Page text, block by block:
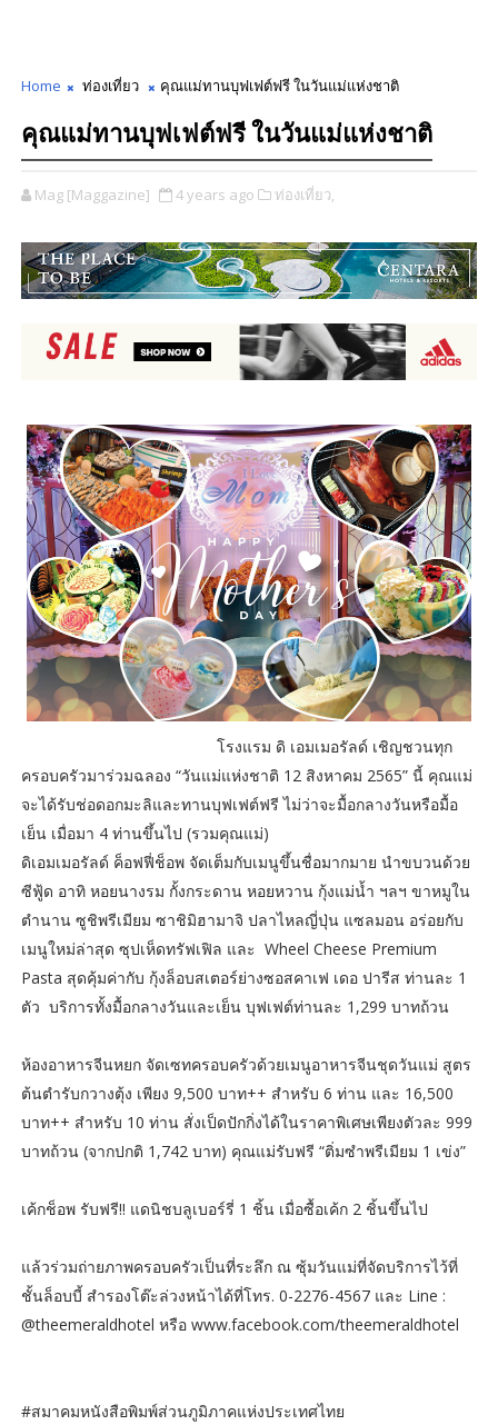
Home ท่องเที่ยว คุณแม่ทานบุฟเฟต์ฟรี ในวันแม่แห่งชาติ
คุณแม่ทานบุฟเฟต์ฟรี ในวันแม่แห่งชาติ
Mag [Maggazine] 4 years ago ท่องเที่ยว,
โรงแรม ดิ เอมเมอรัลด์ เชิญชวนทุก
ครอบครัวมาร่วมฉลอง “วันแม่แห่งชาติ 12 สิงหาคม 2565” นี้ คุณแม่
จะได้รับช่อดอกมะลิและทานบุฟเฟต์ฟรี ไม่ว่าจะมื้อกลางวันหรือมื้อ
เย็น เมื่อมา 4 ท่านขึ้นไป (รวมคุณแม่)
ดิเอมเมอรัลด์ ค็อฟฟี่ช็อพ จัดเต็มกับเมนูขึ้นชื่อมากมาย นำขบวนด้วย
ซีฟู้ด อาทิ หอยนางรม กั้งกระดาน หอยหวาน กุ้งแม่น้ำ ฯลฯ ขาหมูใน
ตำนาน ซูชิพรีเมียม ซาชิมิฮามาจิ ปลาไหลญี่ปุ่น แซลมอน อร่อยกับ
เมนูใหม่ล่าสุด ซุปเห็ดทรัฟเฟิล และ Wheel Cheese Premium
Pasta สุดคุ้มค่ากับ กุ้งล็อบสเตอร์ย่างซอสคาเฟ เดอ ปารีส ท่านละ 1
ตัว บริการทั้งมื้อกลางวันและเย็น บุฟเฟต์ท่านละ 1,299 บาทถ้วน
ห้องอาหารจีนหยก จัดเซทครอบครัวด้วยเมนูอาหารจีนชุดวันแม่ สูตร
ต้นตำรับกวางตุ้ง เพียง 9,500 บาท++ สำหรับ 6 ท่าน และ 16,500
บาท++ สำหรับ 10 ท่าน สั่งเป็ดปักกิ่งได้ในราคาพิเศษเพียงตัวละ 999
บาทถ้วน (จากปกติ 1,742 บาท) คุณแม่รับฟรี “ติ่มซำพรีเมียม 1 เข่ง”
เค้กช็อพ รับฟรี!! แดนิชบลูเบอร์รี่ 1 ชิ้น เมื่อซื้อเค้ก 2 ชิ้นขึ้นไป
แล้วร่วมถ่ายภาพครอบครัวเป็นที่ระลึก ณ ซุ้มวันแม่ที่จัดบริการไว้ที่
ชั้นล็อบบี้ สำรองโต๊ะล่วงหน้าได้ที่โทร. 0-2276-4567 และ Line :
@theemeraldhotel หรือ www.facebook.com/theemeraldhotel
#สมาคมหนังสือพิมพ์ส่วนภูมิภาคแห่งประเทศไทย